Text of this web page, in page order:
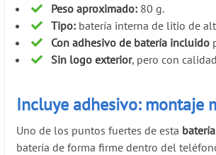
Peso aproximado: 80 g.
Tipo: batería interna de litio de
Con adhesivo de batería incluido
Sin logo exterior, pero con
Incluye adhesivo: montaje
Uno de los puntos fuertes de esta
batería de forma firme dentro del